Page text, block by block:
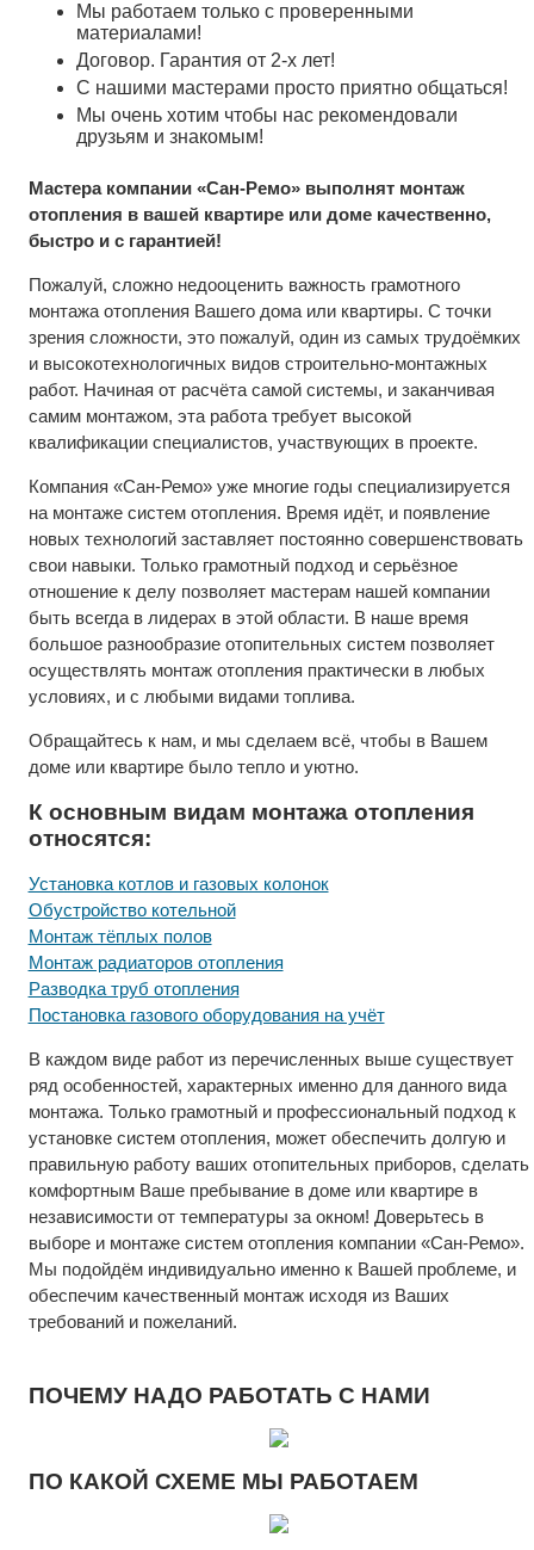
Мы работаем только с проверенными
материалами!
Договор. Гарантия от 2-х лет!
С нашими мастерами просто приятно общаться!
Мы очень хотим чтобы нас рекомендовали
друзьям и знакомым!
Мастера компании «Сан-Ремо» выполнят монтаж
отопления в вашей квартире или доме качественно,
быстро и с гарантией!
Пожалуй, сложно недооценить важность грамотного
монтажа отопления Вашего дома или квартиры. С точки
зрения сложности, это пожалуй, один из самых трудоёмких
и высокотехнологичных видов строительно-монтажных
работ. Начиная от расчёта самой системы, и заканчивая
самим монтажом, эта работа требует высокой
квалификации специалистов, участвующих в проекте.
Компания «Сан-Ремо» уже многие годы специализируется
на монтаже систем отопления. Время идёт, и появление
новых технологий заставляет постоянно совершенствовать
свои навыки. Только грамотный подход и серьёзное
отношение к делу позволяет мастерам нашей компании
быть всегда в лидерах в этой области. В наше время
большое разнообразие отопительных систем позволяет
осуществлять монтаж отопления практически в любых
условиях, и с любыми видами топлива.
Обращайтесь к нам, и мы сделаем всё, чтобы в Вашем
доме или квартире было тепло и уютно.
К основным видам монтажа отопления
относятся:
Установка котлов и газовых колонок
Обустройство котельной
Монтаж тёплых полов
Монтаж радиаторов отопления
Разводка труб отопления
Постановка газового оборудования на учёт
В каждом виде работ из перечисленных выше существует
ряд особенностей, характерных именно для данного вида
монтажа. Только грамотный и профессиональный подход к
установке систем отопления, может обеспечить долгую и
правильную работу ваших отопительных приборов, сделать
комфортным Ваше пребывание в доме или квартире в
независимости от температуры за окном! Доверьтесь в
выборе и монтаже систем отопления компании «Сан-Ремо».
Мы подойдём индивидуально именно к Вашей проблеме, и
обеспечим качественный монтаж исходя из Ваших
требований и пожеланий.
ПОЧЕМУ НАДО РАБОТАТЬ С НАМИ
ПО КАКОЙ СХЕМЕ МЫ РАБОТАЕМ